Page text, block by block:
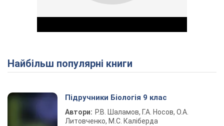
Play Video
Найбільш популярні книги
Підручники Біологія 9 клас
Автори: Р.В. Шаламов, Г.А. Носов, О.А.
Литовченко, М.С. Каліберда